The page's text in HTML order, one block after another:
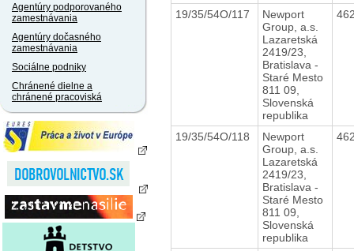
Agentúry podporovaného
zamestnávania
Agentúry dočasného
zamestnávania
Sociálne podniky
Chránené dielne a
chránené pracoviská
19/35/54O/117
Newport
Group, a.s.
Lazaretská
2419/23,
Bratislava -
Staré Mesto
811 09,
Slovenská
republika
19/35/54O/118
Newport
Group, a.s.
Lazaretská
2419/23,
Bratislava -
Staré Mesto
811 09,
Slovenská
republika